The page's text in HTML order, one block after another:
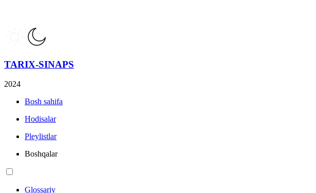
TARIX-SINAPS
2024
Bosh sahifa
Hodisalar
Pleylistlar
Boshqalar
Glossariy